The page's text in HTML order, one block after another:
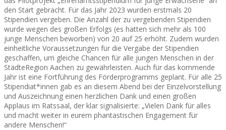
den Start gebracht. Für das Jahr 2023 wurden erstmals 20
Stipendien vergeben. Die Anzahl der zu vergebenden Stipendien
wurde wegen des großen Erfolgs (es hatten sich mehr als 100
junge Menschen beworben) von 20 auf 25 erhöht. Zudem wurden
einheitliche Voraussetzungen für die Vergabe der Stipendien
geschaffen, um gleiche Chancen für alle jungen Menschen in der
StädteRegion Aachen zu gewährleisten. Auch für das kommende
Jahr ist eine Fortführung des Förderprogramms geplant. Für alle 25
Stipendiat*innen gab es an diesem Abend bei der Einzelvorstellung
und Auszeichnung einen herzlichen Dank und einen großen
Applaus im Ratssaal, der klar signalisierte: „Vielen Dank für alles
und macht weiter in eurem phantastischen Engagement für
andere Menschen!“